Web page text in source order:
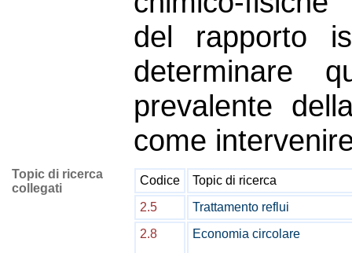
del rapporto
determinare
prevalente
come
Topic di ricerca
collegati
Codice
Topic di ricerca
2.5
Trattamento reflui
2.8
Economia circolare